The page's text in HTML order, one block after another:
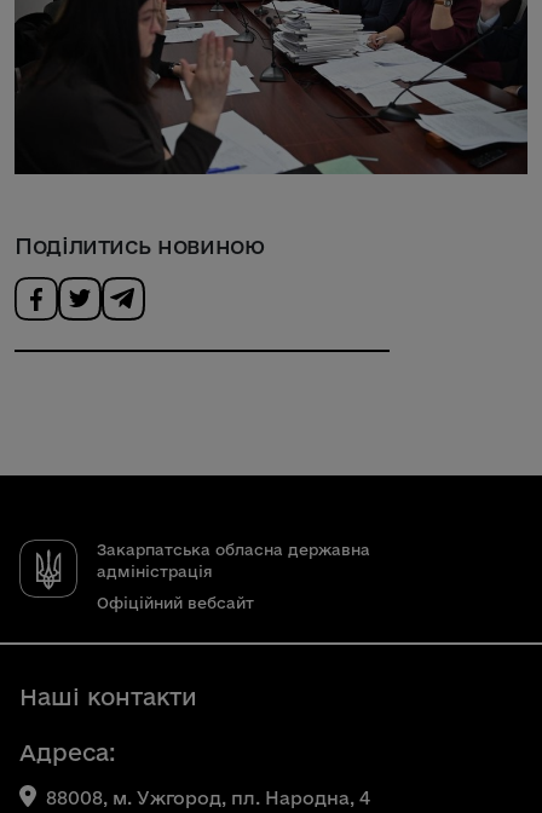
Поділитись новиною
Закарпатська обласна державна
адміністрація
Офіційний вебсайт
Наші контакти
Адреса:
88008, м. Ужгород, пл. Народна, 4